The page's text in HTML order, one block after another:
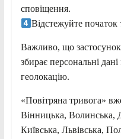
сповіщення.
Відстежуйте початок
Важливо, що застосунок
збирає персональні
геолокацію.
«Повітряна тривога»
Вінницька, Волинська,
Київська, Львівська,